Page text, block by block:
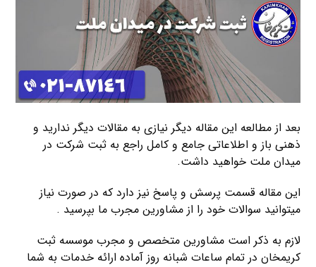
بعد از مطالعه این مقاله دیگر نیازی به مقالات دیگر ندارید و
ذهنی باز و اطلاعاتی جامع و کامل راجع به ثبت شرکت در
میدان ملت خواهید داشت.
این مقاله قسمت پرسش و پاسخ نیز دارد که در صورت نیاز
میتوانید سوالات خود را از مشاورین مجرب ما بپرسید .
لازم به ذکر است مشاورین متخصص و مجرب موسسه ثبت
کریمخان در تمام ساعات شبانه روز آماده ارائه خدمات به شما